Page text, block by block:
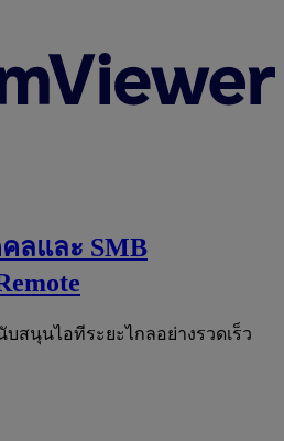
ลและ SMB
บสนุนไอทีระยะไกลอย่างรวดเร็ว